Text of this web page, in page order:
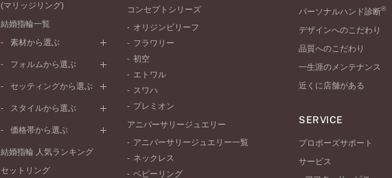
(マリッジリング)
結婚指輪一覧
素材から選ぶ
プラチナ
ピンクゴールド
ペールブラウンゴールド
フォルムから選ぶ
ストレートライン
V字ライン
セッティングから選ぶ
プレーン
セベラルメレ
ラインメレ
スタイルから選ぶ
シンプル
モード
エレガント
価格帯から選ぶ
50万円～
結婚指輪 人気ランキング
セットリング
コンセプトシリーズ
オリジンビリーフ
フラワリー
初空
エトワル
スワハ
プレミオン
アニバーサリージュエリー
アニバーサリージュエリー一覧
ネックレス
ベビーリング
パーソナルハンド診断®
デザインへのこだわり
品質へのこだわり
一生涯のメンテナンス
近くに店舗がある
SERVICE
プロポーズサポート
サービス